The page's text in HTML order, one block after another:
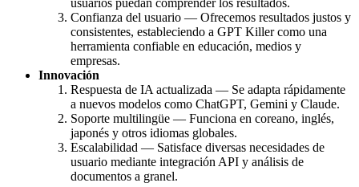
usuarios puedan comprender los resultados.
Confianza del usuario — Ofrecemos resultados justos y
consistentes, estableciendo a GPT Killer como una
herramienta confiable en educación, medios y
empresas.
Innovación
Respuesta de IA actualizada — Se adapta rápidamente
a nuevos modelos como ChatGPT, Gemini y Claude.
Soporte multilingüe — Funciona en coreano, inglés,
japonés y otros idiomas globales.
Escalabilidad — Satisface diversas necesidades de
usuario mediante integración API y análisis de
documentos a granel.